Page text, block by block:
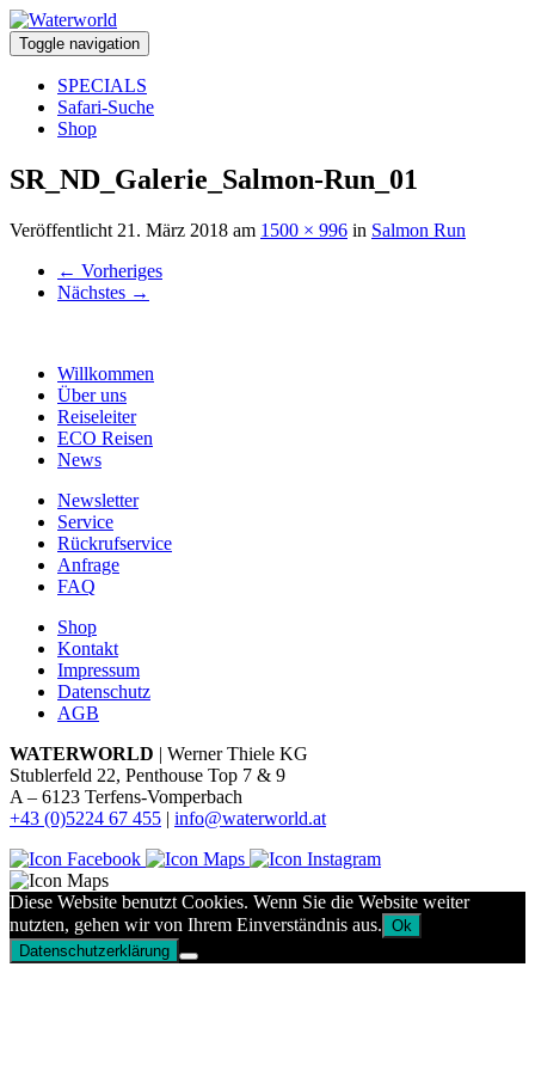
Toggle navigation
SPECIALS
Safari-Suche
Shop
SR_ND_Galerie_Salmon-Run_01
Veröffentlicht 21. März 2018 am 1500 × 996 in Salmon Run
← Vorheriges
Nächstes →
Willkommen
Über uns
Reiseleiter
ECO Reisen
News
Newsletter
Service
Rückrufservice
Anfrage
FAQ
Shop
Kontakt
Impressum
Datenschutz
AGB
WATERWORLD | Werner Thiele KG
Stublerfeld 22, Penthouse Top 7 & 9
A – 6123 Terfens-Vomperbach
+43 (0)5224 67 455 | info@waterworld.at
Diese Website benutzt Cookies. Wenn Sie die Website weiter
nutzten, gehen wir von Ihrem Einverständnis aus. Ok
Datenschutzerklärung